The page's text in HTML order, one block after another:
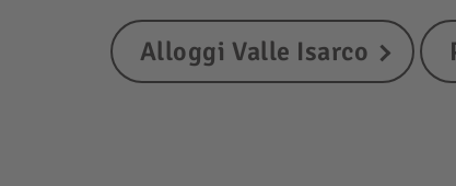
Alloggi Valle Isarco